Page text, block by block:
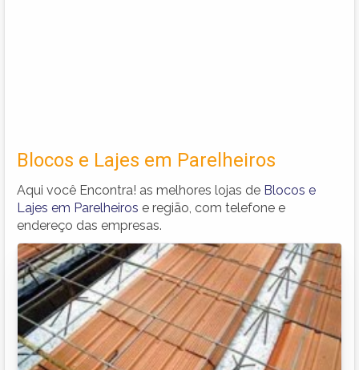
Blocos e Lajes em Parelheiros
Aqui você Encontra! as melhores lojas de Blocos e
Lajes em Parelheiros e região, com telefone e
endereço das empresas.